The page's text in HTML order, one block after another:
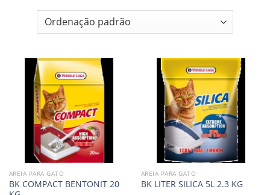
AREIA PARA GATO
BK COMPACT BENTONIT 20
AREIA PARA GATO
BK LITER SILICA 5L 2.3 KG